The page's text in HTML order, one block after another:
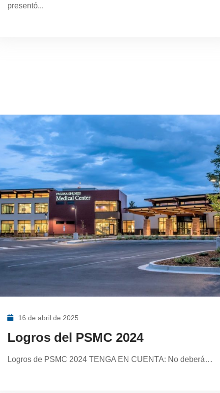
presentó...
16 de abril de 2025
Logros del PSMC 2024
Logros de PSMC 2024 TENGA EN CUENTA: No deberá…